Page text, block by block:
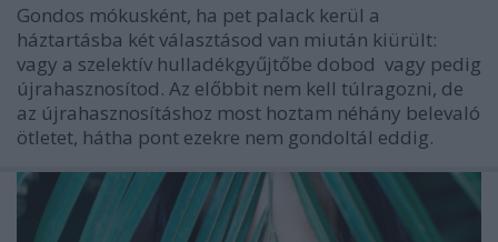
Gondos mókusként, ha pet palack kerül a
háztartásba két választásod van miután kiürült:
vagy a szelektív hulladékgyűjtőbe dobod vagy pedig
újrahasznosítod. Az előbbit nem kell túlragozni, de
az újrahasznosításhoz most hoztam néhány belevaló
ötletet, hátha pont ezekre nem gondoltál eddig.